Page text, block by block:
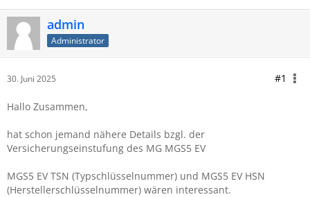
admin
Administrator
30. Juni 2025 #1
Hallo Zusammen,
hat schon jemand nähere Details bzgl. der
Versicherungseinstufung des MG MGS5 EV
MGS5 EVTSN (Typschlüsselnummer) und MGS5 EVHSN
(Herstellerschlüsselnummer) wären interessant.